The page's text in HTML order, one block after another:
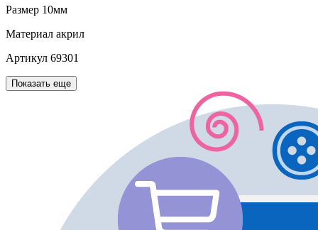
Размер 10мм
Материал акрил
Артикул 69301
Показать еще